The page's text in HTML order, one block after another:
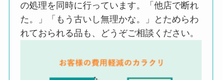
の処理を同時に行っています。「他店で断れ
た。」「もう古いし無理かな。」とためらわ
れておられる品も、どうぞご相談ください。